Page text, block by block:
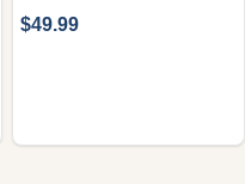
$49.99